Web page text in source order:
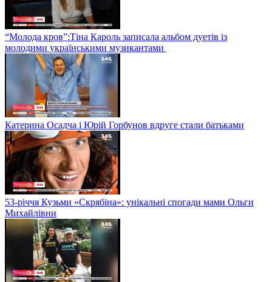
“Молода кров”:Тіна Кароль записала альбом дуетів із
молодими українськими музикантами
Катерина Осадча і Юрій Горбунов вдруге стали батьками
53-річчя Кузьми «Скрябіна»: унікальні спогади мами Ольги
Михайлівни